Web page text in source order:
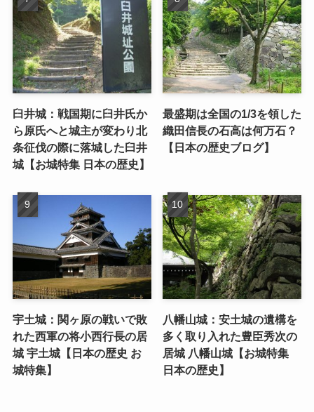
臼井城：戦国期に臼井氏か
ら原氏へと城主が変わり北
条征伐の際に落城した臼井
城【お城特集 日本の歴史】
最盛期は全国の1/3を領した
織田信長の石高は何万石？
【日本の歴史ブログ】
宇土城：関ヶ原の戦いで敗
れた西軍の将小西行長の居
城 宇土城【日本の歴史 お
城特集】
八幡山城：安土城の遺構を
多く取り入れた豊臣秀次の
居城 八幡山城【お城特集
日本の歴史】